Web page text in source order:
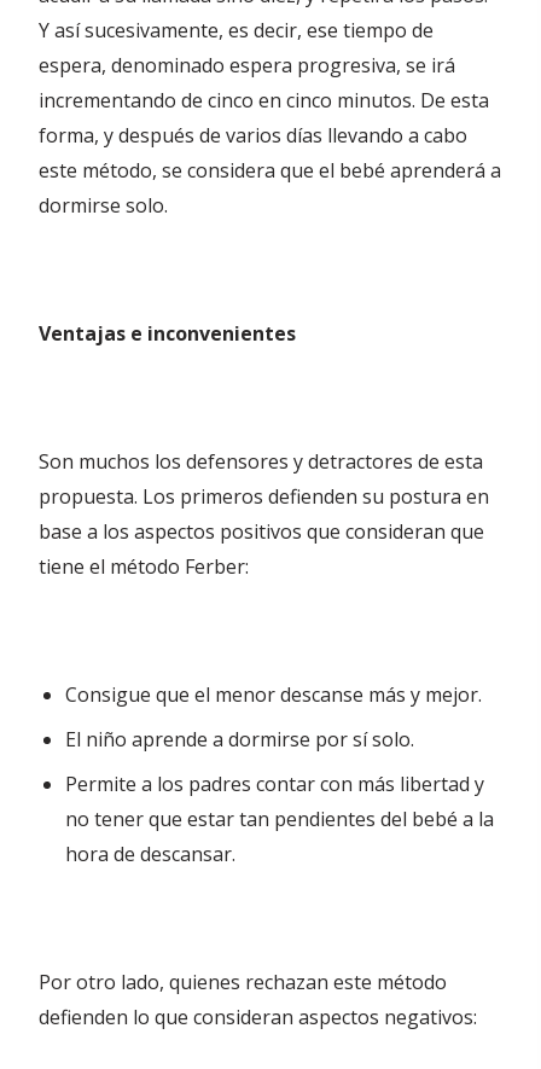
Y así sucesivamente, es decir, ese tiempo de
espera, denominado espera progresiva, se irá
incrementando de cinco en cinco minutos. De esta
forma, y después de varios días llevando a cabo
este método, se considera que el bebé aprenderá a
dormirse solo.
Ventajas e inconvenientes
Son muchos los defensores y detractores de esta
propuesta. Los primeros defienden su postura en
base a los aspectos positivos que consideran que
tiene el método Ferber:
Consigue que el menor descanse más y mejor.
El niño aprende a dormirse por sí solo.
Permite a los padres contar con más libertad y
no tener que estar tan pendientes del bebé a la
hora de descansar.
Por otro lado, quienes rechazan este método
defienden lo que consideran aspectos negativos: